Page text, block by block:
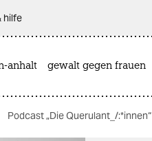
hilfe
anhalt gewalt gegen frauen
Podcast „Die Querulant_/:*innen“